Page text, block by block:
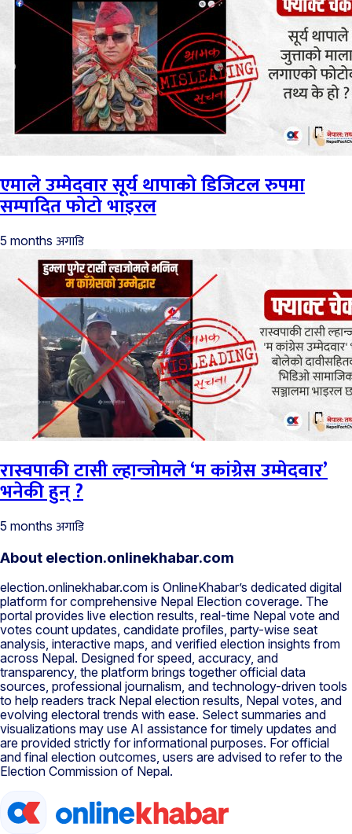
एमाले उम्मेदवार सूर्य थापाको डिजिटल रुपमा
सम्पादित फोटो भाइरल
5 months अगाडि
रास्वपाकी टासी ल्हान्जोमले ‘म कांग्रेस उम्मेदवार’
भनेकी हुन् ?
5 months अगाडि
About election.onlinekhabar.com
election.onlinekhabar.com is OnlineKhabar’s dedicated digital
platform for comprehensive Nepal Election coverage. The
portal provides live election results, real-time Nepal vote and
votes count updates, candidate profiles, party-wise seat
analysis, interactive maps, and verified election insights from
across Nepal. Designed for speed, accuracy, and
transparency, the platform brings together official data
sources, professional journalism, and technology-driven tools
to help readers track Nepal election results, Nepal votes, and
evolving electoral trends with ease. Select summaries and
visualizations may use AI assistance for timely updates and
are provided strictly for informational purposes. For official
and final election outcomes, users are advised to refer to the
Election Commission of Nepal.